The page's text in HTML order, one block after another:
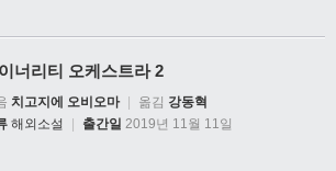
너리티 오케스트라 2
치고지에 오비오마 | 옮김 강동혁
해외소설 출간일 2019년 11월 11일